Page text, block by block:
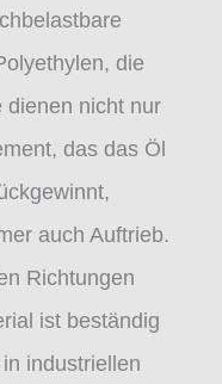
die
dienen nicht nur
das das Öl
auch Auftrieb.
Richtungen
ist beständig
industriellen